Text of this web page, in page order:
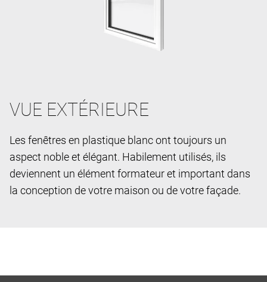
VUE EXTÉRIEURE
Les fenêtres en plastique blanc ont toujours un
aspect noble et élégant. Habilement utilisés, ils
deviennent un élément formateur et important dans
la conception de votre maison ou de votre façade.